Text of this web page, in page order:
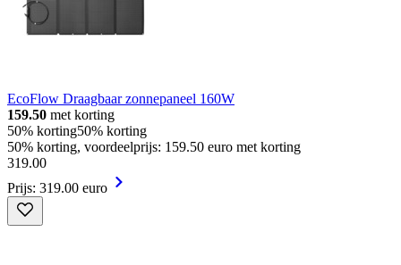
EcoFlow Draagbaar zonnepaneel 160W
159.50 met korting
50% korting50% korting
50% korting, voordeelprijs: 159.50 euro met korting
319.00
Prijs: 319.00 euro